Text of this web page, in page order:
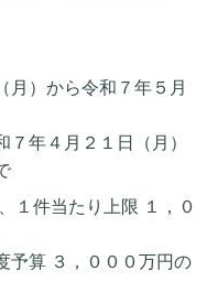
月）から令和７年５月
月２１日（月）
１件当たり上限 １，０
３，０００万円の